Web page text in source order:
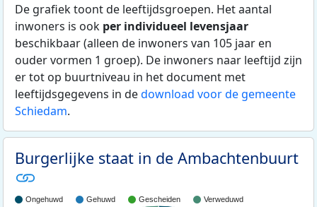
De grafiek toont de leeftijdsgroepen. Het aantal
inwoners is ook per individueel levensjaar
beschikbaar (alleen de inwoners van 105 jaar en
ouder vormen 1 groep). De inwoners naar leeftijd zijn
er tot op buurtniveau in het document met
leeftijdsgegevens in dedownload voor de gemeente
Schiedam.
Burgerlijke staat in de Ambachtenbuurt
Ongehuwd Gehuwd Gescheiden Verweduwd